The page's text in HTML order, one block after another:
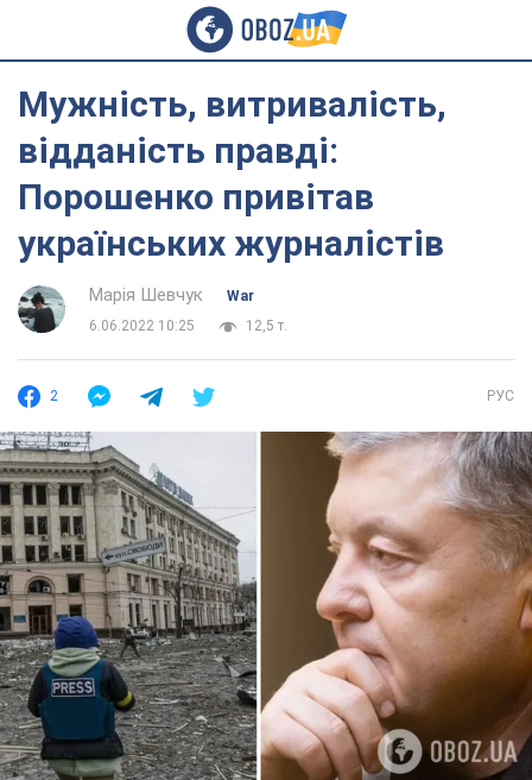
Мужність, витривалість,
відданість правді:
Порошенко привітав
українських журналістів
Марія Шевчук
War
6.06.2022 10:25
12,5 т.
2 РУС